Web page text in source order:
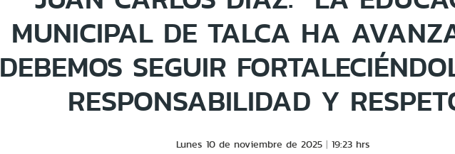
MUNICIPAL DE TALCA HA
DEBEMOS SEGUIR
RESPONSABILIDAD Y
Lunes 10 de noviembre de 2025 19:23 hrs